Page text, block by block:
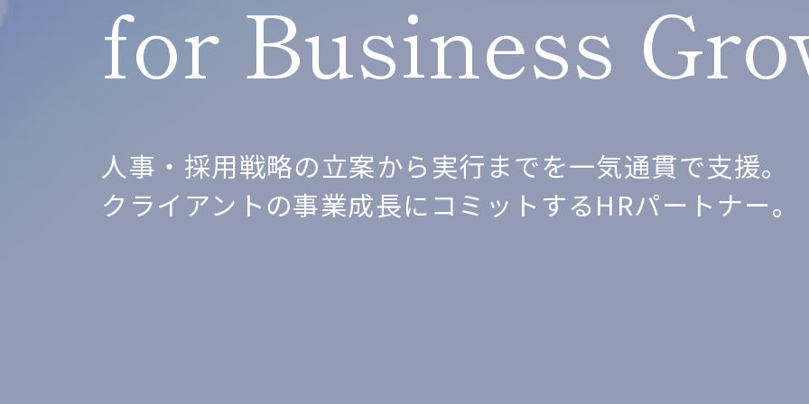
for Business
人事・採用戦略の立案から実行までを一気通貫で支援。
クライアントの事業成長にコミットするHRパートナー。